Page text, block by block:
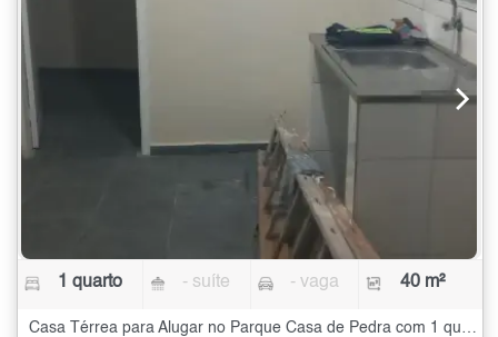
1 quarto - suíte - vaga 40 m²
Casa Térrea para Alugar no Parque Casa de Pedra com 1 quarto - 40 m²